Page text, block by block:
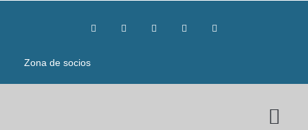
Zona de socios